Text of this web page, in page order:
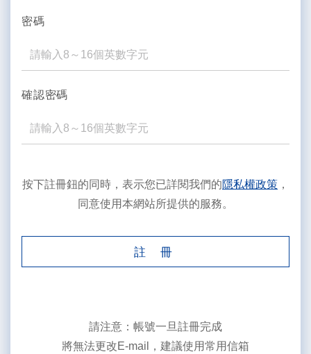
密碼
確認密碼
按下註冊鈕的同時，表示您已詳閱我們的隱私權政策 ，
同意使用本網站所提供的服務。
註 冊
請注意：帳號一旦註冊完成
將無法更改E-mail，建議使用常用信箱